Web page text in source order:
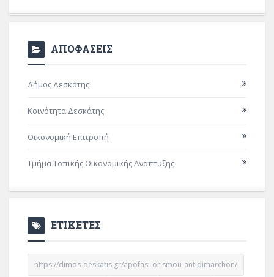
ΑΠΟΦΑΣΕΙΣ
Δήμος Δεσκάτης
Κοινότητα Δεσκάτης
Οικονομική Επιτροπή
Τμήμα Τοπικής Οικονομικής Ανάπτυξης
ΕΤΙΚΕΤΕΣ
https://dimos-deskatis.gr/apofasi-orismou-antidimarchon/